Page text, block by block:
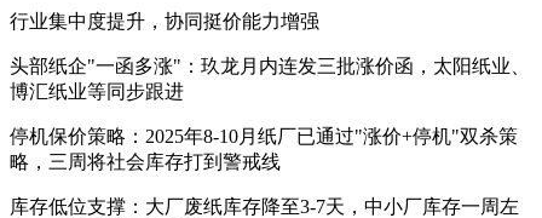
行业集中度提升，协同挺价能力增强
头部纸企"一函多涨"：玖龙月内连发三批涨价函，太阳纸业、
博汇纸业等同步跟进
停机保价策略：2025年8-10月纸厂已通过"涨价+停机"双杀策
略，三周将社会库存打到警戒线
库存低位支撑：大厂废纸库存降至3-7天，中小厂库存一周左